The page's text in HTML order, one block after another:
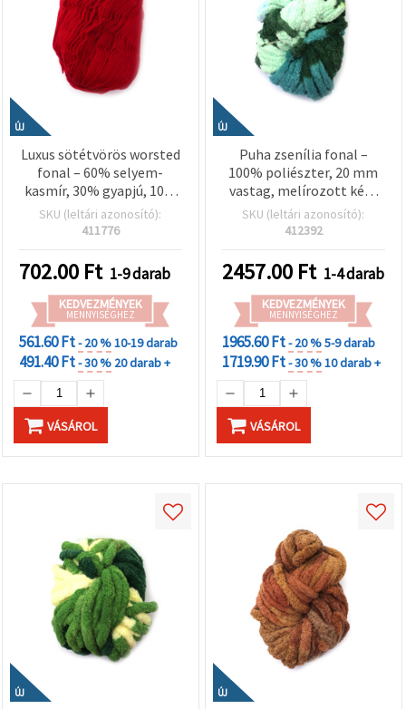
ÚJ
Luxus sötétvörös worsted
fonal – 60% selyem-
kasmír, 30% gyapjú, 10%
kasmír – puha, elegáns és
meleg – 50 g – kötéshez
SKU (leltári azonosító):
411776
702.00 Ft 1-9 darab
KEDVEZMÉNYEK
MENNYISÉGHEZ
561.60 Ft- 20 %10-19 darab
491.40 Ft- 30 % 20 darab +
VÁSÁROL
ÚJ
Puha zsenília fonal –
100% poliészter, 20 mm
vastag, melírozott kék–
zöld–menta színben, kb.
240 g / 25 m plüss
kézműves projektekhez
SKU (leltári azonosító):
412392
2457.00 Ft 1-4 darab
KEDVEZMÉNYEK
MENNYISÉGHEZ
1965.60 Ft- 20 %5-9 darab
1719.90 Ft- 30 %10 darab +
VÁSÁROL
ÚJ ÚJ